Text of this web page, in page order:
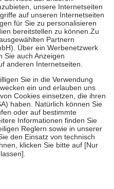
für Online-Apotheken.
beträgt die
sowie zehn Euro je
für ihre eigene Gesundheit zu
der Familie zu unterstützen,
vollendeten 18. Lebensjahr
Früherkennung, die von der
sich um echte Bewertungen